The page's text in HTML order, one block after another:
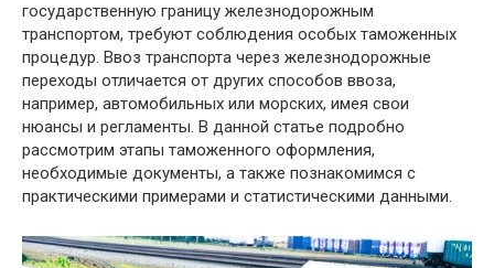
государственную границу железнодорожным
транспортом, требуют соблюдения особых таможенных
процедур. Ввоз транспорта через железнодорожные
переходы отличается от других способов ввоза,
например, автомобильных или морских, имея свои
нюансы и регламенты. В данной статье подробно
рассмотрим этапы таможенного оформления,
необходимые документы, а также познакомимся с
практическими примерами и статистическими данными.